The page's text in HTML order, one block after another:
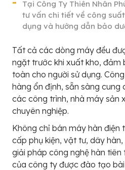
Tại Công Ty Thiên Nhân
tư vấn chi tiết về công
dụng và hướng dẫn bảo
Tất cả các dòng máy đều
ngặt trước khi xuất kho, đảm
toàn cho người sử dụng.
hàng ổn định, sẵn sàng cung
các công trình, nhà máy sản
chuyên nghiệp.
Không chỉ bán máy hàn điện
cấp phụ kiện, vật tư, dây
giải pháp công nghệ hàn tiên
của công ty được đào tạo